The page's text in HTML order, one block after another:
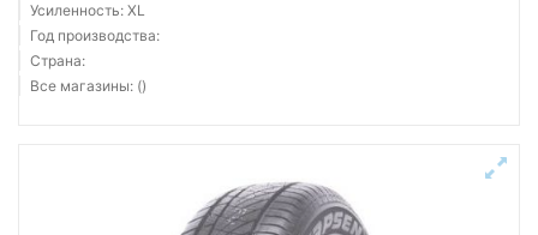
Усиленность: XL
Год производства:
Страна:
Все магазины: ()